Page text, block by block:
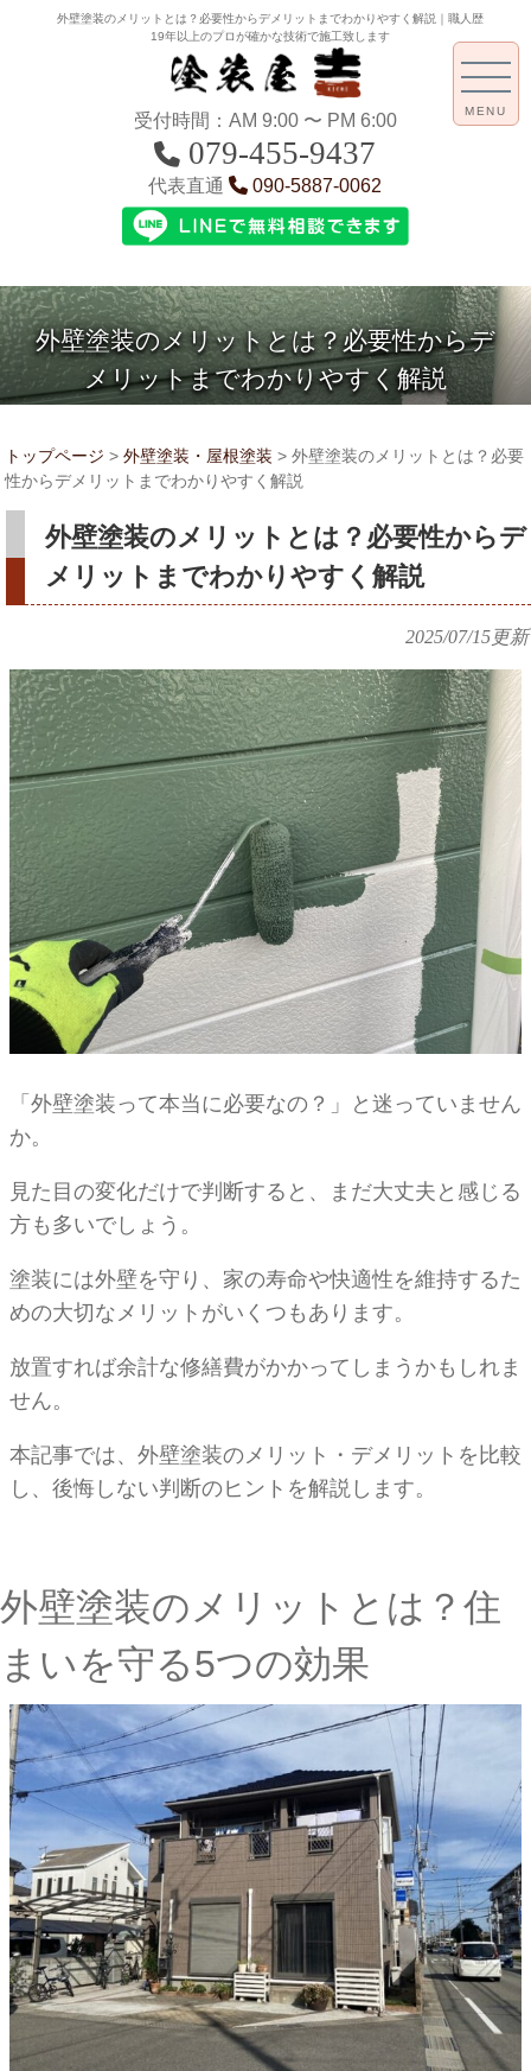
外壁塗装のメリットとは？必要性からデメリットまでわかりやすく解説｜職人歴
19年以上のプロが確かな技術で施工致します
受付時間：AM 9:00 〜 PM 6:00
079-455-9437
代表直通 090-5887-0062
外壁塗装のメリットとは？必要性からデ
メリットまでわかりやすく解説
MENU
トップページ > 外壁塗装・屋根塗装 > 外壁塗装のメリットとは？必要
性からデメリットまでわかりやすく解説
外壁塗装のメリットとは？必要性からデ
メリットまでわかりやすく解説
2025/07/15更新
「外壁塗装って本当に必要なの？」と迷っていません
か。
見た目の変化だけで判断すると、まだ大丈夫と感じる
方も多いでしょう。
塗装には外壁を守り、家の寿命や快適性を維持するた
めの大切なメリットがいくつもあります。
放置すれば余計な修繕費がかかってしまうかもしれま
せん。
本記事では、外壁塗装のメリット・デメリットを比較
し、後悔しない判断のヒントを解説します。
外壁塗装のメリットとは？住
まいを守る5つの効果